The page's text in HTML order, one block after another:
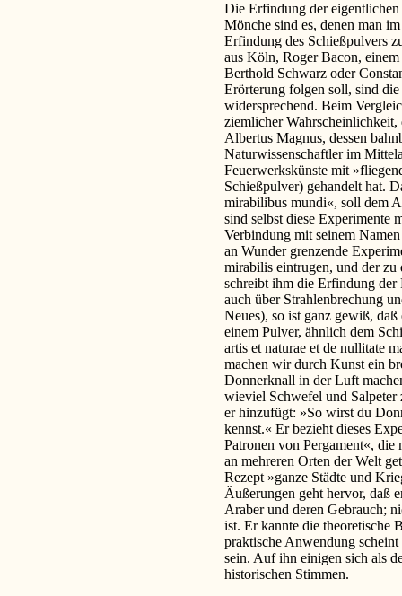
Die Erfindung der
Mönche sind es, denen man
Erfindung des Schießpulvers
aus Köln, Roger Bacon,
Berthold Schwarz oder
Erörterung folgen soll, sind
widersprechend. Beim
ziemlicher Wahrscheinlichkeit,
Albertus Magnus, dessen
Naturwissenschaftler im
Feuerwerkskünste mit
Schießpulver) gehandelt hat.
mirabilibus mundi«, soll dem
sind selbst diese Experimente
Verbindung mit seinem
an Wunder grenzende
mirabilis eintrugen, und der
schreibt ihm die Erfindung der
auch über Strahlenbrechung
Neues), so ist ganz gewiß,
einem Pulver, ähnlich dem
artis et naturae et de nullitate
machen wir durch Kunst ein
Donnerknall in der Luft
wieviel Schwefel und Salpeter
er hinzufügt: »So wirst du
kennst.« Er bezieht dieses
Patronen von Pergament«,
an mehreren Orten der Welt
Rezept »ganze Städte und
Äußerungen geht hervor, daß
Araber und deren Gebrauch;
ist. Er kannte die theoretische
praktische Anwendung
sein. Auf ihn einigen sich als
historischen Stimmen.